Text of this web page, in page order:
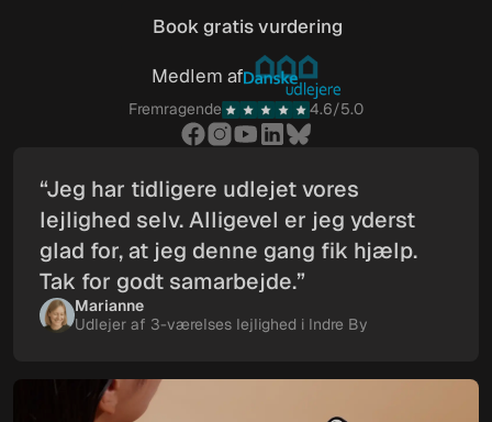
Book gratis vurdering
Book gratis vurdering
Medlem af
Fremragende 4.6/5.0
“Jeg har tidligere udlejet vores
lejlighed selv. Alligevel er jeg yderst
glad for, at jeg denne gang fik hjælp.
Tak for godt samarbejde.”
Marianne
Udlejer af 3-værelses lejlighed i Indre By